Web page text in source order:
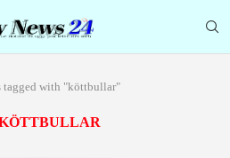
tagged with "köttbullar"